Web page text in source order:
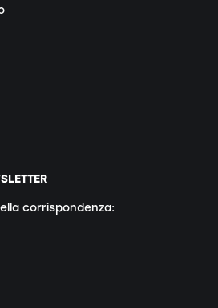
corrispondenza: